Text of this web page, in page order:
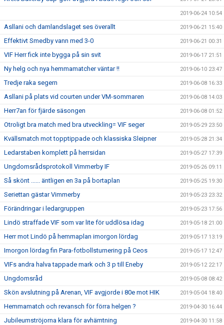
2019-06-24 10:54
Asllani och damlandslaget ses överallt 2019-06-21 15:40
Effektivt Smedby vann med 3-0 2019-06-21 00:31
VIF Herr fick inte bygga på sin svit 2019-06-17 21:51
Ny helg och nya hemmamatcher väntar !! 2019-06-10 23:47
Tredje raka segern 2019-06-08 16:33
Asllani på plats vid courten under VM-sommaren 2019-06-08 14:03
Herr7an för fjärde säsongen 2019-06-08 01:52
Otroligt bra match med bra utveckling= VIF seger 2019-05-29 23:50
Kvällsmatch mot topptippade och klassiska Sleipner 2019-05-28 21:34
Ledarstaben komplett på herrsidan 2019-05-27 17:39
Ungdomsrådsprotokoll Vimmerby IF 2019-05-26 09:11
Så skönt ...... äntligen en 3a på bortaplan 2019-05-25 19:30
Seriettan gästar Vimmerby 2019-05-23 23:32
Förändringar i ledargruppen 2019-05-23 17:56
Lindö straffade VIF som var lite för uddlösa idag 2019-05-18 21:00
Herr mot Lindö på hemmaplan imorgon lördag 2019-05-17 13:19
Imorgon lördag fin Para-fotbollsturnering på Ceos 2019-05-17 12:47
VIFs andra halva tappade mark och 3 p till Eneby 2019-05-12 22:17
Ungdomsråd 2019-05-08 08:42
Skön avslutning på Arenan, VIF avgjorde i 80e mot HIK 2019-05-04 18:40
Hemmamatch och revansch för förra helgen ? 2019-04-30 16:44
Jubileumströjorna klara för avhämtning 2019-04-30 11:58